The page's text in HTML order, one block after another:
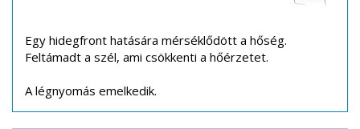
Egy hidegfront hatására mérséklődött a hőség.
Feltámadt a szél, ami csökkenti a hőérzetet.
A légnyomás emelkedik.